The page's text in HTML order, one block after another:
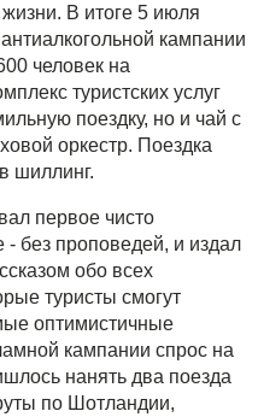
В итоге 5 июля
кампании
человек на
туристских услуг
поездку, но и чай с
оркестр. Поездка
шиллинг.
первое чисто
- без проповедей, и издал
обо всех
туристы смогут
оптимистичные
кампании спрос на
нанять два поезда
по Шотландии,